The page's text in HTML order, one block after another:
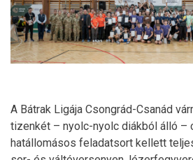
A Bátrak Ligája Csongrád-Csanád
tizenkét – nyolc-nyolc diákból álló –
hatállomásos feladatsort kellett